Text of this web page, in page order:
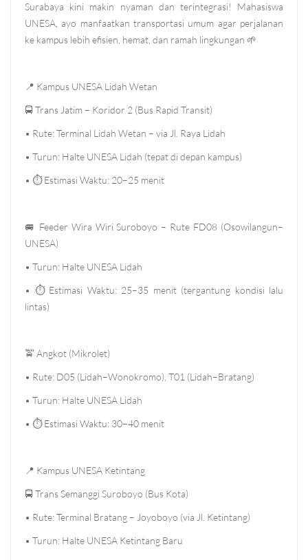
Surabaya kini makin nyaman dan terintegrasi! Mahasiswa
UNESA, ayo manfaatkan transportasi umum agar perjalanan
ke kampus lebih efisien, hemat, dan ramah lingkungan 🌱
📍 Kampus UNESA Lidah Wetan
🚍 Trans Jatim – Koridor 2 (Bus Rapid Transit)
• Rute: Terminal Lidah Wetan – via Jl. Raya Lidah
• Turun: Halte UNESA Lidah (tepat di depan kampus)
• ⏱Estimasi Waktu: 20–25 menit
🚐 Feeder Wira Wiri Suroboyo – Rute FD08 (Osowilangun–
UNESA)
• Turun: Halte UNESA Lidah
• ⏱Estimasi Waktu: 25–35 menit (tergantung kondisi lalu
lintas)
🚖 Angkot (Mikrolet)
• Rute: D05 (Lidah–Wonokromo), T01 (Lidah–Bratang)
• Turun: Halte UNESA Lidah
• ⏱Estimasi Waktu: 30–40 menit
📍 Kampus UNESA Ketintang
🚍 Trans Semanggi Suroboyo (Bus Kota)
• Rute: Terminal Bratang – Joyoboyo (via Jl. Ketintang)
• Turun: Halte UNESA Ketintang Baru